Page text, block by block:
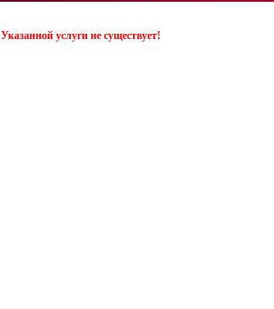
Указанной услуги не существует!